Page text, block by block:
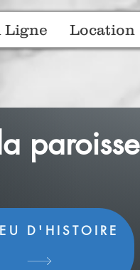
Ligne Location
paroisse
D'HISTOIRE